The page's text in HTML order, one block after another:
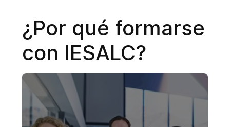
¿Por qué formarse
con IESALC?